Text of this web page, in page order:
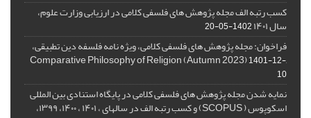
کسب رتبه الف مجله پژوهش های فلسفی کلامی در ارزیابی وزارت علوم،
سال ۱۴۰۱ 1402-05-20
فراخوان: مجله پژوهش های فلسفی کلامی، ویژه نامه فلسفه دین تطبیقی،
,Comparative Philosophy of Religion (Autumn 2023)
1401-12-
10
نمایه شدن مجله پژوهش های فلسفی کلامی در پایگاه استنادی بین المللی
اسکوپوس ( SCOPUS) و کسب رتبه الف در سالهای ، ۱۴۰۱ ، ۱۴۰۰، ۱۳۹۹،